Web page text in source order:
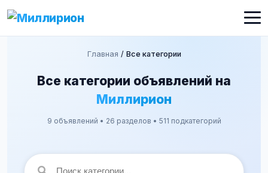
Главная / Все категории
Все категории объявлений на
Миллирион
9 объявлений • 26 разделов • 511 подкатегорий